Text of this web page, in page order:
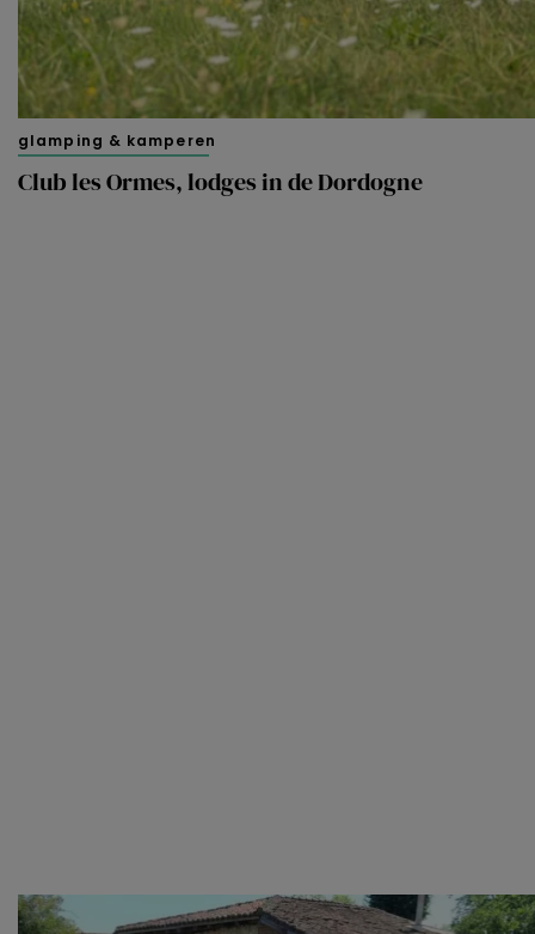
beheren via ‘Zelf instellen’. Klik je op ‘Accepteren en
doorgaan’ dan ga je akkoord met het gebruik van alle
cookies zoals omschreven in onze Cookieverklaring
Merci!
glamping & kamperen
Club les Ormes, lodges in de Dordogne